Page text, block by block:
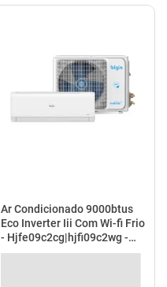
Ar Condicionado 9000btus
Eco Inverter Iii Com Wi-fi Frio
- Hjfe09c2cg|hjfi09c2wg -
Elgin